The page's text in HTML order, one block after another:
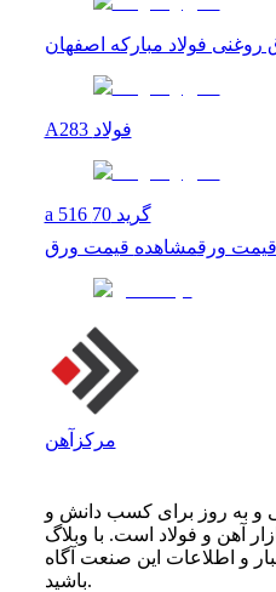
فولاد مبارکه اصفهان
A283 فولاد
a 516 گرید 70
قیمت ورقمشاهده قیمت ورق
مرکزآهن
به روز برای کسب دانش و
آهن و فولاد است. با وبلاگ
و اطلاعات این صنعت آگاه
باشید.